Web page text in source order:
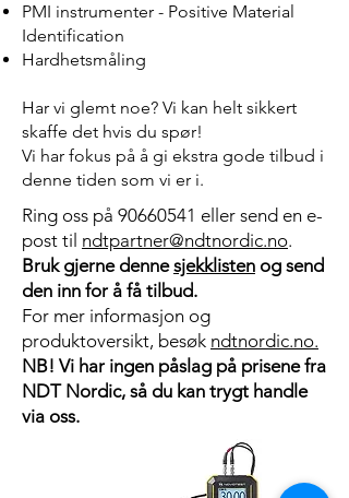
PMI instrumenter - Positive Material
Identification
Hardhetsmåling
Har vi glemt noe? Vi kan helt sikkert
skaffe det hvis du spør!
Vi har fokus på å gi ekstra gode tilbud i
denne tiden som vi er i.
Ring oss på 90660541 eller send en e-
post til ndtpartner@ndtnordic.no.
Bruk gjerne dennesjekklisten og send
den inn for å få tilbud.
For mer informasjon og
produktoversikt, besøk ndtnordic.no.
NB! Vi har ingen påslag på prisene fra
NDT Nordic, så du kan trygt handle
via oss.